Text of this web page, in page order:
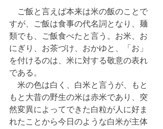
ご飯と言えば本来は米の飯のことで
すが、ご飯は食事の代名詞となり、麺
類でも、ご飯食べたと言う。お米、お
にぎり、お茶づけ、おかゆと、「お」
を付けるのは、米に対する敬意の表れ
である。
米の色は白く、白米と言うが、もと
もと大昔の野生の米は赤米であり、突
然変異によってできた白粒が人に好ま
れたことから今日のような白米が主体